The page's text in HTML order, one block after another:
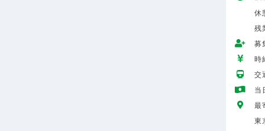
休
残
募
時
交
当
最
東